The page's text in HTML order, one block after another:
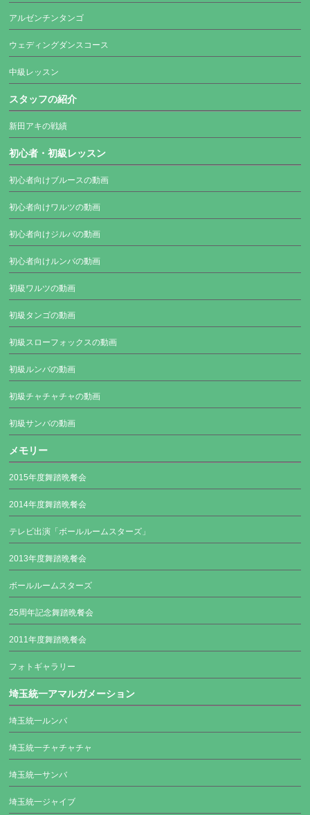
アルゼンチンタンゴ
ウェディングダンスコース
中級レッスン
スタッフの紹介
新田アキの戦績
初心者・初級レッスン
初心者向けブルースの動画
初心者向けワルツの動画
初心者向けジルバの動画
初心者向けルンバの動画
初級ワルツの動画
初級タンゴの動画
初級スローフォックスの動画
初級ルンバの動画
初級チャチャチャの動画
初級サンバの動画
メモリー
2015年度舞踏晩餐会
2014年度舞踏晩餐会
テレビ出演「ボールルームスターズ」
2013年度舞踏晩餐会
ボールルームスターズ
25周年記念舞踏晩餐会
2011年度舞踏晩餐会
フォトギャラリー
埼玉統一アマルガメーション
埼玉統一ルンバ
埼玉統一チャチャチャ
埼玉統一サンバ
埼玉統一ジャイブ